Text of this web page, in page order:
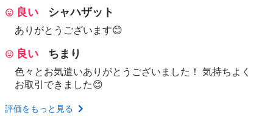
良い シャハザット
ありがとうございます😊
良い ちまり
色々とお気遣いありがとうございました！ 気持ちよく
お取引できました😊
評価をもっと見る